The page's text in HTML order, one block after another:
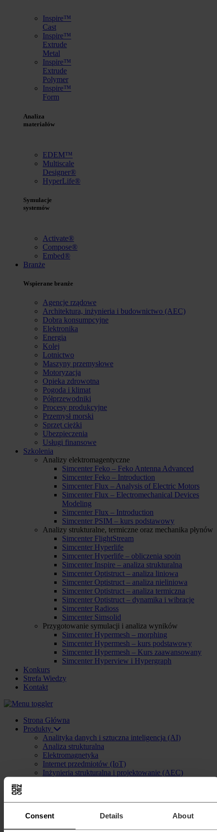
Consent Details About
Inspire™
Cast
Inspire™
Extrude
Metal
Inspire™
Extrude
Polymer
Inspire™
Form
Analiza
materiałów
EDEM™
Multiscale
Designer®
HyperLife®
Symulacje
systemów
Activate®
Compose®
Embed®
Branże
Wspierane branże
Agencje rządowe
Architektura, inżynieria i budownictwo (AEC)
Dobra konsumpcyjne
Elektronika
Energia
Kolej
Lotnictwo
Maszyny przemysłowe
Motoryzacja
Opieka zdrowotna
Pogoda i klimat
Półprzewodniki
Procesy produkcyjne
Przemysł morski
Sprzęt ciężki
Ubezpieczenia
Usługi finansowe
Szkolenia
Analizy elektromagentyczne
Simcenter Feko – Feko Antenna Advanced
Simcenter Feko – Introduction
Simcenter Flux – Analysis of Electric Motors
Simcenter Flux – Electromechanical Devices
Modeling
Simcenter Flux – Introduction
Simcenter PSIM – kurs podstawowy
Analizy strukturalne, termiczne oraz mechanika płynów
Simcenter FlightStream
Simcenter Hyperlife
Simcenter Hyperlife – obliczenia spoin
Simcenter Inspire – analiza strukturalna
Simcenter Optistruct – analiza liniowa
Simcenter Optistruct – analiza nieliniowa
Simcenter Optistruct – analiza termiczna
Simcenter Optistruct – dynamika i wibracje
Simcenter Radioss
Simcenter Simsolid
Przygotowanie symulacji i analiza wyników
Simcenter Hypermesh – morphing
Simcenter Hypermesh – kurs podstawowy
Simcenter Hypermesh – Kurs zaawansowany
Simcenter Hyperview i Hypergraph
Konkurs
Strefa Wiedzy
Kontakt
Strona Główna
Produkty
Analityka danych i sztuczna inteligencja (AI)
Analiza strukturalna
Elektromagnetyka
Internet przedmiotów (IoT)
Inżynieria strukturalna i projektowanie (AEC)
w chmurze